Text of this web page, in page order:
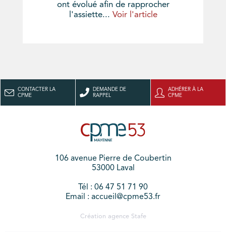
ont évolué afin de rapprocher
l'assiette... Voir l'article
CONTACTER LA
CPME
DEMANDE DE
RAPPEL
ADHÉRER À LA
CPME
106 avenue Pierre de Coubertin
53000 Laval
Tél : 06 47 51 71 90
Email : accueil@cpme53.fr
Création agence Stafe